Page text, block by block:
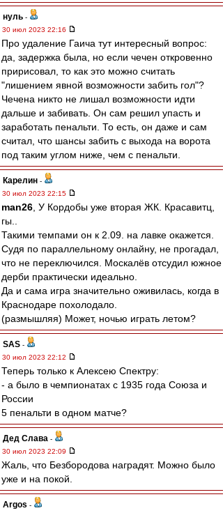
нуль -
30 июл 2023 22:16
Про удаление Гаича тут интересный вопрос:
да, задержка была, но если чечен откровенно
пририсовал, то как это можно считать
"лишением явной возможности забить гол"?
Чечена никто не лишал возможности идти
дальше и забивать. Он сам решил упасть и
заработать пенальти. То есть, он даже и сам
считал, что шансы забить с выхода на ворота
под таким углом ниже, чем с пенальти.
Карелин -
30 июл 2023 22:15
man26 , У Кордобы уже вторая ЖК. Красавитц,
гы..
Такими темпами он к 2.09. на лавке окажется.
Судя по параллельному онлайну, не прогадал,
что не переключился. Москалёв отсудил южное
дерби практически идеально.
Да и сама игра значительно оживилась, когда в
Краснодаре похолодало.
(размышляя) Может, ночью играть летом?
SAS -
30 июл 2023 22:12
Теперь только к Алексею Спектру:
- а было в чемпионатах с 1935 года Союза и
России
5 пенальти в одном матче?
Дед Слава -
30 июл 2023 22:09
Жаль, что Безбородова наградят. Можно было
уже и на покой.
Argos -